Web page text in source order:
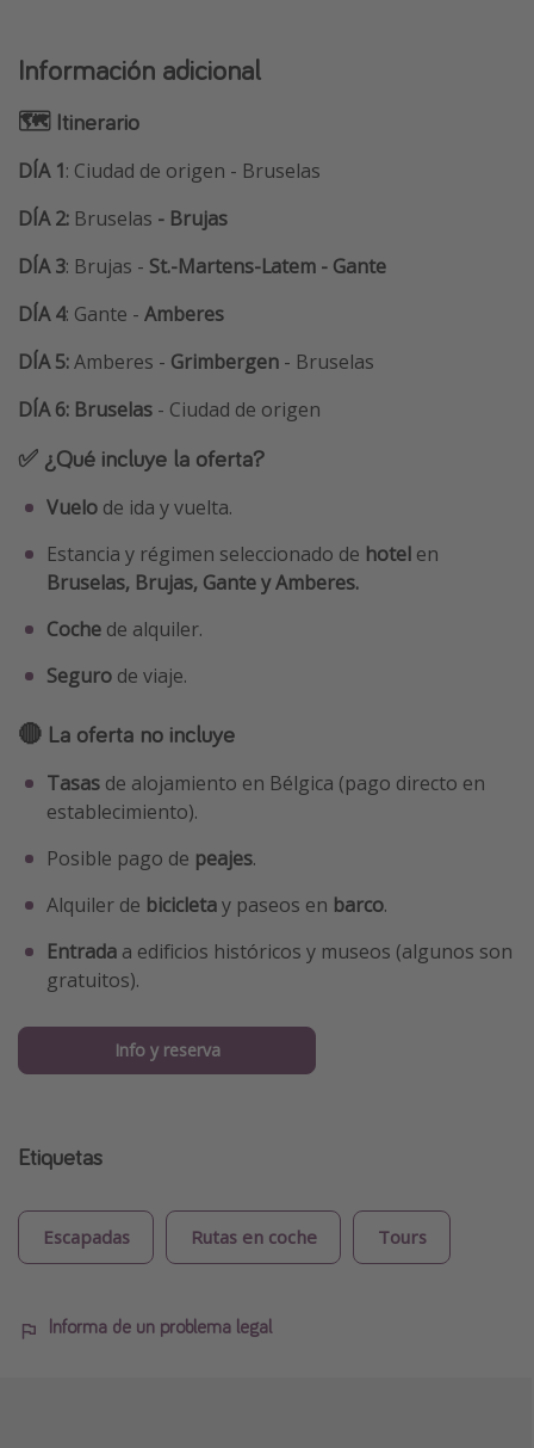
Información adicional
🗺 Itinerario
DÍA 1: Ciudad de origen - Bruselas
DÍA 2: Bruselas - Brujas
DÍA 3: Brujas - St.-Martens-Latem - Gante
DÍA 4: Gante - Amberes
DÍA 5:Amberes - Grimbergen - Bruselas
DÍA 6: Bruselas - Ciudad de origen
✅ ¿Qué incluye la oferta?
Vuelo de ida y vuelta.
Estancia y régimen seleccionado de hotel en
Bruselas, Brujas, Gante y Amberes.
Coche de alquiler.
Seguro de viaje.
🔴 La oferta no incluye
Tasas de alojamiento en Bélgica (pago directo en
establecimiento).
Posible pago de peajes.
Alquiler de bicicletay paseos en barco.
Entrada a edificios históricos y museos (algunos son
gratuitos).
Info y reserva
Etiquetas
Escapadas Rutas en coche Tours
Informa de un problema legal